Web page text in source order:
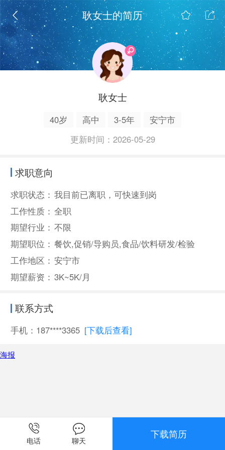
耿女士的简历
耿女士
40岁 高中 3-5年
安宁市
更新时间：2026-05-29
求职意向
求职状态： 我目前已离职，可快速到岗
工作性质： 全职
期望行业： 不限
期望职位： 餐饮,促销/导购员,食品/饮料研发/检验
工作地区： 安宁市
期望薪资： 3K~5K/月
联系方式
手机：187****3365 [下载后查看]
电话 聊天
下载简历
海报